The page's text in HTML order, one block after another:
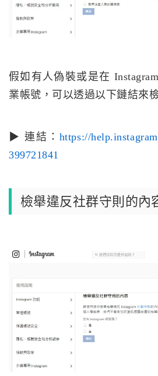
假如有人偽裝或是在
業帳號，可以透過以下鏈結來
▶ 連結： https://
399721841
檢舉違反社群守則的內